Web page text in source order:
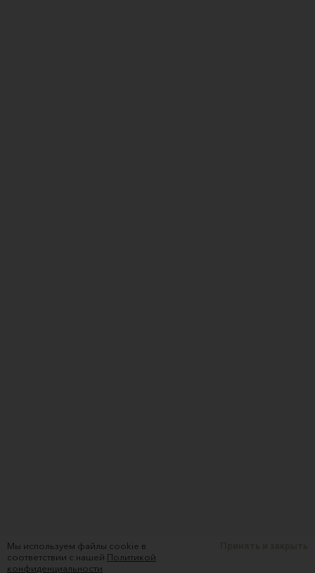
Мы используем файлы cookie в
соответствии с нашей Политикой
конфиденциальности